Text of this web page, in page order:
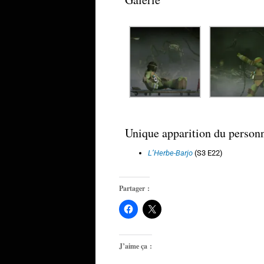
Unique apparition du
L’Herbe-Barjo (S3 E22)
Partager :
J’aime ça :